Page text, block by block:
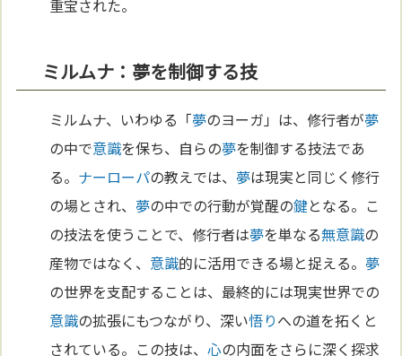
重宝された。
ミルムナ：夢を制御する技
ミルムナ、いわゆる「夢のヨーガ」は、修行者が夢
の中で意識を保ち、自らの夢を制御する技法であ
る。 ナーローパの教えでは、 夢は現実と同じく修行
の場とされ、 夢の中での行動が覚醒の鍵となる。こ
の技法を使うことで、修行者は夢を単なる無意識の
産物ではなく、 意識的に活用できる場と捉える。 夢
の世界を支配することは、最終的には現実世界での
意識の拡張にもつながり、深い悟りへの道を拓くと
されている。この技は、心の内面をさらに深く探求